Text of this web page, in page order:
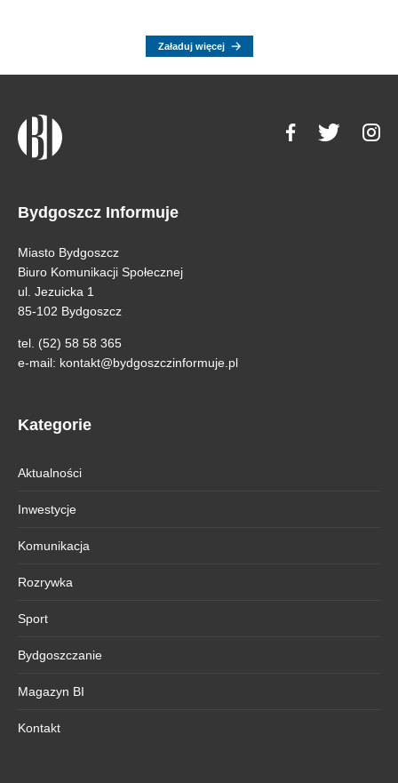
Załaduj więcej
Bydgoszcz Informuje
Miasto Bydgoszcz
Biuro Komunikacji Społecznej
ul. Jezuicka 1
85-102 Bydgoszcz
tel. (52) 58 58 365
e-mail: kontakt@bydgoszczinformuje.pl
Kategorie
Aktualności
Inwestycje
Komunikacja
Rozrywka
Sport
Bydgoszczanie
Magazyn BI
Kontakt